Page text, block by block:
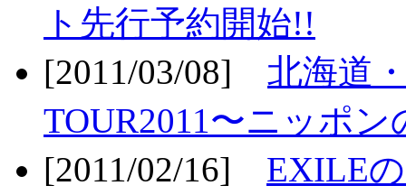
ト先行予約開始!!
[2011/03/08] 北海道
TOUR2011〜ニッポ
[2011/02/16] EXILE